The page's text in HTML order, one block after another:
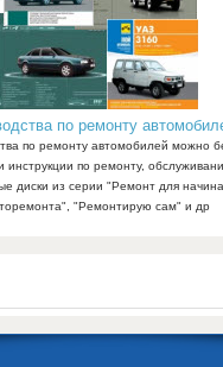
по ремонту
по ремонту автомобилей можно
инструкции по ремонту,
диски из серии "Ремонт для
"Ремонтирую сам" и др